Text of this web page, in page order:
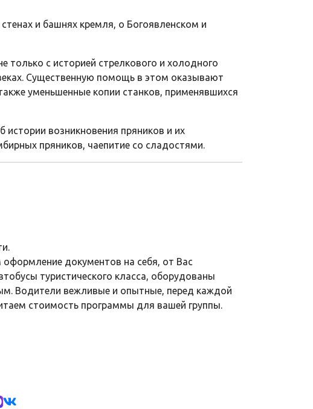
и башнях кремля, о Богоявленском и
только с историей стрелкового и холодного
Существенную помощь в этом оказывают
уменьшенные копии станков, применявшихся
истории возникновения пряников и их
пряников, чаепитие со сладостями.
документов на себя, от Вас
туристического класса, оборудованы
Водители вежливые и опытные, перед каждой
стоимость программы для вашей группы.